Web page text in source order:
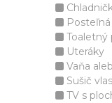
Toaletný
Uteráky
Vaňa
Sušič
TV s